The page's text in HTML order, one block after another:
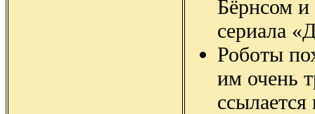
Бёрнсом и
сериала
Роботы
им очень